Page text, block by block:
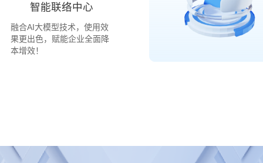
智能联络中心
融合AI大模型技术，使用效
果更出色，赋能企业全面降
本增效！